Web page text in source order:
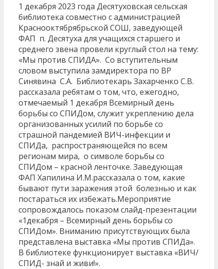
1 декабря 2023 года Десятуховская сельская
библиотека совместно с администрацией
Краснооктябрябрьской СОШ, заведующей
ФАП п. Десятуха для учащихся старшего и
среднего звена провели круглый стол на тему:
«Мы против СПИДА». Со вступительным
словом выступила замдиректора по ВР
Синявина С.А. Библиотекарь Захарченко С.В.
рассказала ребятам о том, что, ежегодно,
отмечаемый 1 декабря Всемирный день
борьбы со СПИДом, служит укреплению дела
организованных усилий по борьбе со
страшной пандемией ВИЧ-инфекции и
СПИДа, распространяющейся по всем
регионам мира, о символе борьбы со
СПИДом – красной ленточке. Заведующая
ФАП Хапилина И.М.рассказала о том, какие
бывают пути заражения этой болезнью и как
постараться их избежать.Мероприятие
сопровождалось показом слайд-презентации
«1декабря – Всемирный день борьбы со
СПИДом». Вниманию присутствующих была
представлена выставка «Мы против СПИДа».
В библиотеке функционирует выставка «ВИЧ/
СПИД- знай и живи!».